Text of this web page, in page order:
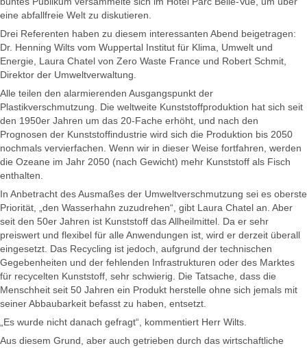
eine abfallfreie Welt zu diskutieren.
Drei Referenten haben zu diesem interessanten Abend beigetragen:
Dr. Henning Wilts vom Wuppertal Institut für Klima, Umwelt und
Energie, Laura Chatel von Zero Waste France und Robert Schmit,
Direktor der Umweltverwaltung.
Alle teilen den alarmierenden Ausgangspunkt der
Plastikverschmutzung. Die weltweite Kunststoffproduktion hat sich seit
den 1950er Jahren um das 20-Fache erhöht, und nach den
Prognosen der Kunststoffindustrie wird sich die Produktion bis 2050
nochmals vervierfachen. Wenn wir in dieser Weise fortfahren, werden
die Ozeane im Jahr 2050 (nach Gewicht) mehr Kunststoff als Fisch
enthalten.
In Anbetracht des Ausmaßes der Umweltverschmutzung sei es oberste
Priorität, „den Wasserhahn zuzudrehen“, gibt Laura Chatel an. Aber
seit den 50er Jahren ist Kunststoff das Allheilmittel. Da er sehr
preiswert und flexibel für alle Anwendungen ist, wird er derzeit überall
eingesetzt. Das Recycling ist jedoch, aufgrund der technischen
Gegebenheiten und der fehlenden Infrastrukturen oder des Marktes
für recycelten Kunststoff, sehr schwierig. Die Tatsache, dass die
Menschheit seit 50 Jahren ein Produkt herstelle ohne sich jemals mit
seiner Abbaubarkeit befasst zu haben, entsetzt.
„Es wurde nicht danach gefragt“, kommentiert Herr Wilts.
Aus diesem Grund, aber auch getrieben durch das wirtschaftliche